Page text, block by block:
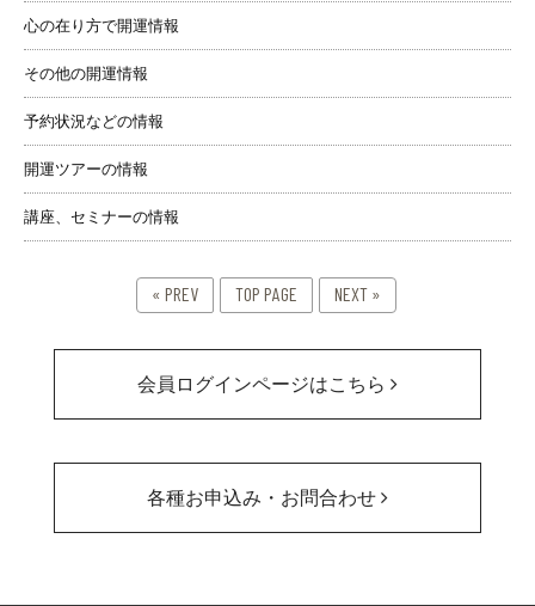
心の在り方で開運情報
その他の開運情報
予約状況などの情報
開運ツアーの情報
講座、セミナーの情報
« PREV TOP PAGE NEXT »
会員ログインページはこちら
各種お申込み・お問合わせ